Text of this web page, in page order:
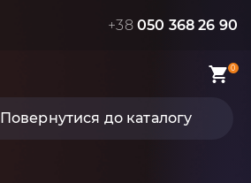
+38 050 368 26 90
0
Повернутися до каталогу